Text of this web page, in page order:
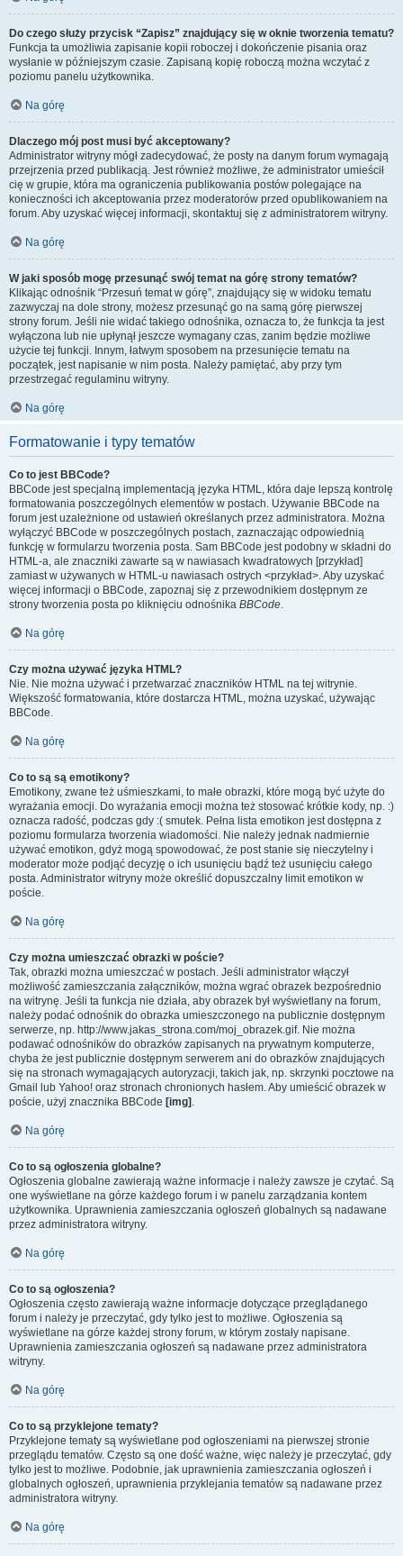
Do czego służy przycisk “Zapisz” znajdujący się w oknie tworzenia tematu?
Funkcja ta umożliwia zapisanie kopii roboczej i dokończenie pisania oraz
wysłanie w późniejszym czasie. Zapisaną kopię roboczą można wczytać z
poziomu panelu użytkownika.
Na górę
Dlaczego mój post musi być akceptowany?
Administrator witryny mógł zadecydować, że posty na danym forum wymagają
przejrzenia przed publikacją. Jest również możliwe, że administrator umieścił
cię w grupie, która ma ograniczenia publikowania postów polegające na
konieczności ich akceptowania przez moderatorów przed opublikowaniem na
forum. Aby uzyskać więcej informacji, skontaktuj się z administratorem witryny.
Na górę
W jaki sposób mogę przesunąć swój temat na górę strony tematów?
Klikając odnośnik “Przesuń temat w górę”, znajdujący się w widoku tematu
zazwyczaj na dole strony, możesz przesunąć go na samą górę pierwszej
strony forum. Jeśli nie widać takiego odnośnika, oznacza to, że funkcja ta jest
wyłączona lub nie upłynął jeszcze wymagany czas, zanim będzie możliwe
użycie tej funkcji. Innym, łatwym sposobem na przesunięcie tematu na
początek, jest napisanie w nim posta. Należy pamiętać, aby przy tym
przestrzegać regulaminu witryny.
Na górę
Formatowanie i typy tematów
Co to jest BBCode?
BBCode jest specjalną implementacją języka HTML, która daje lepszą kontrolę
formatowania poszczególnych elementów w postach. Używanie BBCode na
forum jest uzależnione od ustawień określanych przez administratora. Można
wyłączyć BBCode w poszczególnych postach, zaznaczając odpowiednią
funkcję w formularzu tworzenia posta. Sam BBCode jest podobny w składni do
HTML-a, ale znaczniki zawarte są w nawiasach kwadratowych [przykład]
zamiast w używanych w HTML-u nawiasach ostrych <przykład>. Aby uzyskać
więcej informacji o BBCode, zapoznaj się z przewodnikiem dostępnym ze
strony tworzenia posta po kliknięciu odnośnika BBCode.
Na górę
Czy można używać języka HTML?
Nie. Nie można używać i przetwarzać znaczników HTML na tej witrynie.
Większość formatowania, które dostarcza HTML, można uzyskać, używając
BBCode.
Na górę
Co to są są emotikony?
Emotikony, zwane też uśmieszkami, to małe obrazki, które mogą być użyte do
wyrażania emocji. Do wyrażania emocji można też stosować krótkie kody, np. :)
oznacza radość, podczas gdy :( smutek. Pełna lista emotikon jest dostępna z
poziomu formularza tworzenia wiadomości. Nie należy jednak nadmiernie
używać emotikon, gdyż mogą spowodować, że post stanie się nieczytelny i
moderator może podjąć decyzję o ich usunięciu bądź też usunięciu całego
posta. Administrator witryny może określić dopuszczalny limit emotikon w
poście.
Na górę
Czy można umieszczać obrazki w poście?
Tak, obrazki można umieszczać w postach. Jeśli administrator włączył
możliwość zamieszczania załączników, można wgrać obrazek bezpośrednio
na witrynę. Jeśli ta funkcja nie działa, aby obrazek był wyświetlany na forum,
należy podać odnośnik do obrazka umieszczonego na publicznie dostępnym
serwerze, np. http://www.jakas_strona.com/moj_obrazek.gif. Nie można
podawać odnośników do obrazków zapisanych na prywatnym komputerze,
chyba że jest publicznie dostępnym serwerem ani do obrazków znajdujących
się na stronach wymagających autoryzacji, takich jak, np. skrzynki pocztowe na
Gmail lub Yahoo! oraz stronach chronionych hasłem. Aby umieścić obrazek w
poście, użyj znacznika BBCode [img] .
Na górę
Co to są ogłoszenia globalne?
Ogłoszenia globalne zawierają ważne informacje i należy zawsze je czytać. Są
one wyświetlane na górze każdego forum i w panelu zarządzania kontem
użytkownika. Uprawnienia zamieszczania ogłoszeń globalnych są nadawane
przez administratora witryny.
Na górę
Co to są ogłoszenia?
Ogłoszenia często zawierają ważne informacje dotyczące przeglądanego
forum i należy je przeczytać, gdy tylko jest to możliwe. Ogłoszenia są
wyświetlane na górze każdej strony forum, w którym zostały napisane.
Uprawnienia zamieszczania ogłoszeń są nadawane przez administratora
witryny.
Na górę
Co to są przyklejone tematy?
Przyklejone tematy są wyświetlane pod ogłoszeniami na pierwszej stronie
przeglądu tematów. Często są one dość ważne, więc należy je przeczytać, gdy
tylko jest to możliwe. Podobnie, jak uprawnienia zamieszczania ogłoszeń i
globalnych ogłoszeń, uprawnienia przyklejania tematów są nadawane przez
administratora witryny.
Na górę